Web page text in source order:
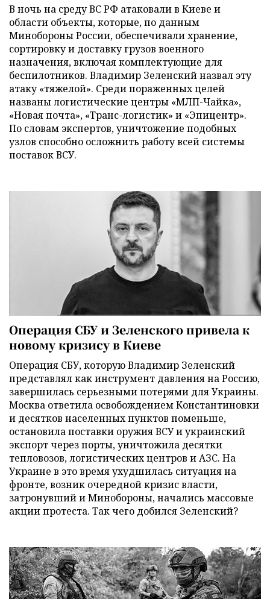
В ночь на среду ВС РФ атаковали в Киеве и
области объекты, которые, по данным
Минобороны России, обеспечивали хранение,
сортировку и доставку грузов военного
назначения, включая комплектующие для
беспилотников. Владимир Зеленский назвал эту
атаку «тяжелой». Среди пораженных целей
названы логистические центры «МЛП-Чайка»,
«Новая почта», «Транс-логистик» и «Эпицентр».
По словам экспертов, уничтожение подобных
узлов способно осложнить работу всей системы
поставок ВСУ.
Операция СБУ и Зеленского привела к
новому кризису в Киеве
Операция СБУ, которую Владимир Зеленский
представлял как инструмент давления на Россию,
завершилась серьезными потерями для Украины.
Москва ответила освобождением Константиновки
и десятков населенных пунктов поменьше,
остановила поставки оружия ВСУ и украинский
экспорт через порты, уничтожила десятки
тепловозов, логистических центров и АЗС. На
Украине в это время ухудшилась ситуация на
фронте, возник очередной кризис власти,
затронувший и Минобороны, начались массовые
акции протеста. Так чего добился Зеленский?